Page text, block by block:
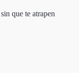
que te atrapen